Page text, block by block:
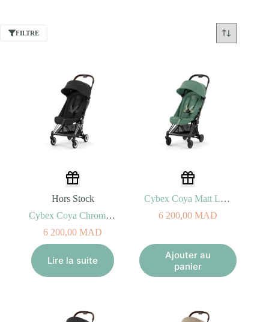
FILTRE
Hors Stock
Cybex Coya Chrome Sepia Black
6 200,00 MAD
Lire la suite
Cybex Coya Matt Leaf Green
6 200,00 MAD
Ajouter au
panier